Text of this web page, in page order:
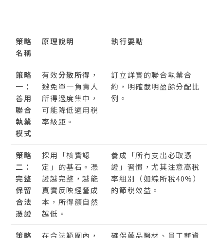
策略
名稱
原理說明 執行要點
策略
一：
善用
聯合
執業
模式
有效分散所得 ，
避免單一負責人
所得過度集中，
可能降低適用稅
率級距。
訂立詳實的聯合執業合
約，明確載明盈餘分配比
例。
策略
二：
完整
保留
合法
憑證
採用「核實認
定」的基石。憑
證越完整，越能
真實反映經營成
本，所得額自然
越低。
養成「所有支出必取憑
證」習慣，尤其注意高稅
率組別（如綜所稅40%）
的節稅效益。
策略 在合法範圍內， 確保藥品醫材、員工薪資